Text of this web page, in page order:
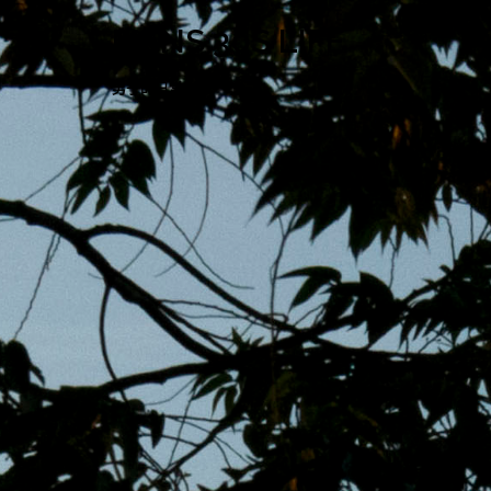
跳
至
主
內
MENS 30S LIFE
男子的日常生活